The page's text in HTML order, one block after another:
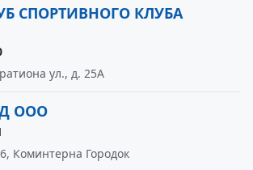
СПОРТИВНОГО КЛУБА
ул., д. 25А
ООО
Коминтерна Городок